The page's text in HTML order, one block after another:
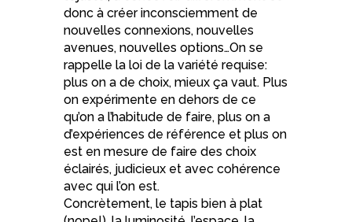
donc à créer inconsciemment de
nouvelles connexions, nouvelles
avenues, nouvelles options…On se
rappelle la loi de la variété requise:
plus on a de choix, mieux ça vaut. Plus
on expérimente en dehors de ce
qu’on a l’habitude de faire, plus on a
d’expériences de référence et plus on
est en mesure de faire des choix
éclairés, judicieux et avec cohérence
avec qui l’on est.
Concrètement, le tapis bien à plat